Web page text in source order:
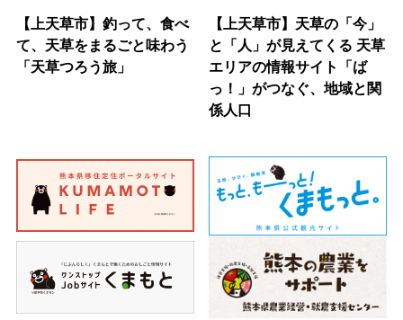
【上天草市】釣って、食べ
て、天草をまるごと味わう
「天草つろう旅」
【上天草市】天草の「今」
と「人」が見えてくる 天草
エリアの情報サイト「ば
っ！」がつなぐ、地域と関
係人口